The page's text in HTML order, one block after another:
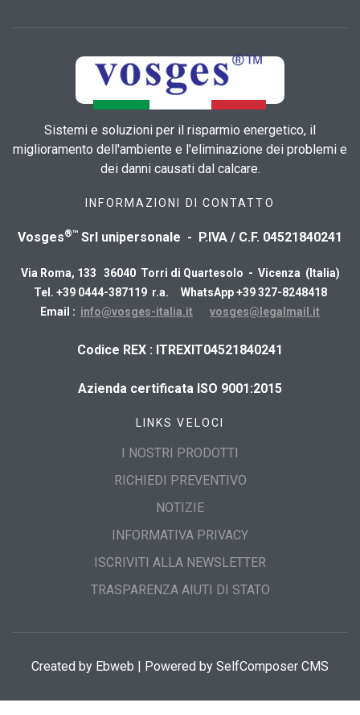
Sistemi e soluzioni per il risparmio energetico, il
miglioramento dell'ambiente e l'eliminazione dei problemi e
dei danni causati dal calcare.
INFORMAZIONI DI CONTATTO
Vosges®™ Srl unipersonale - P.IVA / C.F. 04521840241
Via Roma, 133 36040 Torri di Quartesolo - Vicenza (Italia)
Tel. +39 0444-387119 r.a. WhatsApp +39 327-8248418
Email : info@vosges-italia.it vosges@legalmail.it
​Codice REX : ITREXIT04521840241
Azienda certificata ISO 9001:2015
LINKS VELOCI
I NOSTRI PRODOTTI
RICHIEDI PREVENTIVO
NOTIZIE
INFORMATIVA PRIVACY
ISCRIVITI ALLA NEWSLETTER
TRASPARENZA AIUTI DI STATO
Created by Ebweb | Powered by SelfComposer CMS